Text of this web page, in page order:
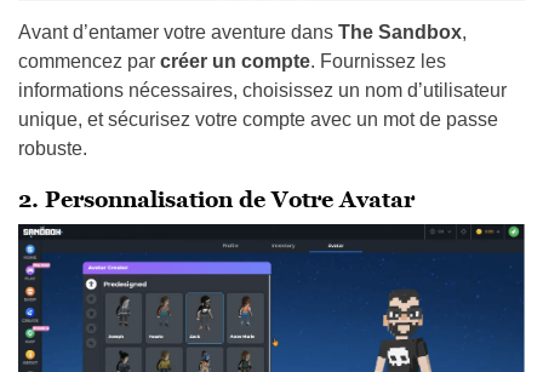
robuste.
2. Personnalisation de Votre Avatar